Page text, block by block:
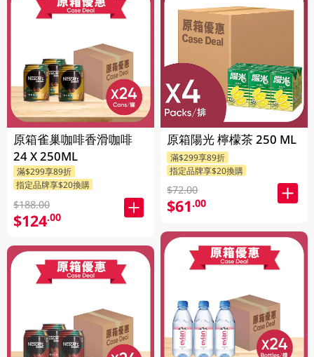
原箱雀巢咖啡香滑咖啡
24 X 250ML
滿$299享89折
指定品牌享$20換購
$188.00
$124.00
原箱陽光 檸檬茶 250 ML
滿$299享89折
指定品牌享$20換購
$72.00
$61.00